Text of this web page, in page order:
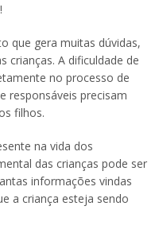
que gera muitas dúvidas,
crianças. A dificuldade de
no processo de
responsáveis precisam
filhos.
na vida dos
das crianças pode ser
informações vindas
a criança esteja sendo